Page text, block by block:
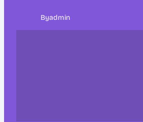
Byadmin